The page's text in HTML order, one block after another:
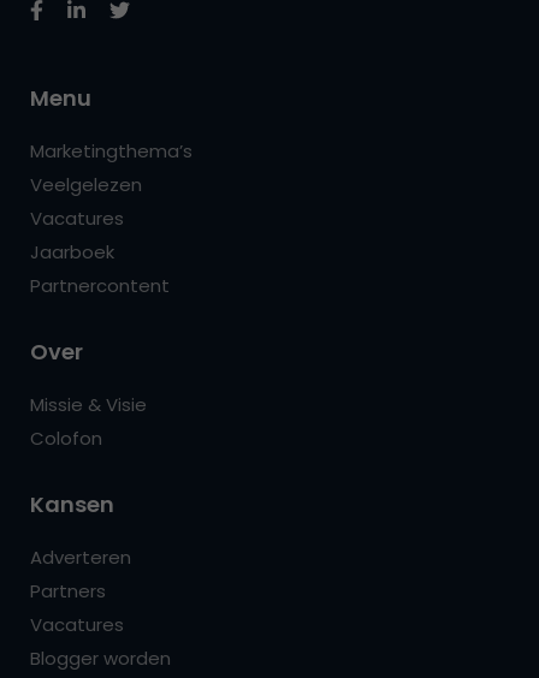
Menu
Marketingthema’s
Veelgelezen
Vacatures
Jaarboek
Partnercontent
Over
Missie & Visie
Colofon
Kansen
Adverteren
Partners
Vacatures
Blogger worden